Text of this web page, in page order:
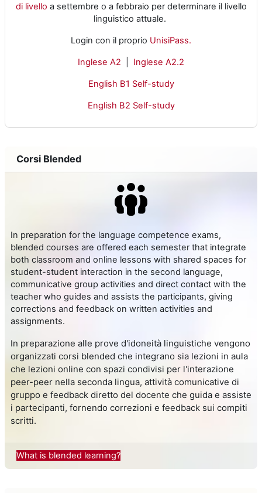
di livello a settembre o a febbraio per determinare il livello
linguistico attuale.
Login con il proprio UnisiPass.
Inglese A2 Inglese A2.2
English B1 Self-study
English B2 Self-study
Corsi Blended
In preparation for the language competence exams,
blended courses are offered each semester that integrate
both classroom and online lessons with shared spaces for
student-student interaction in the second language,
communicative group activities and direct contact with the
teacher who guides and assists the participants, giving
corrections and feedback on written activities and
assignments.
In preparazione alle prove d'idoneità linguistiche vengono
organizzati corsi blended che integrano sia lezioni in aula
che lezioni online con spazi condivisi per l'interazione
peer-peer nella seconda lingua, attività comunicative di
gruppo e feedback diretto del docente che guida e assiste
i partecipanti, fornendo correzioni e feedback sui compiti
scritti.
What is blended learning?